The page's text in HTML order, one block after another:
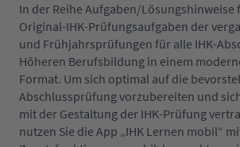
In der Reihe Aufgaben/Lösungshinweise
Original-IHK-Prüfungsaufgaben der
und Frühjahrsprüfungen für alle IHK-
Höheren Berufsbildung in einem
Format. Um sich optimal auf die
Abschlussprüfung vorzubereiten und
mit der Gestaltung der IHK-Prüfung
nutzen Sie die App „IHK Lernen mobil“